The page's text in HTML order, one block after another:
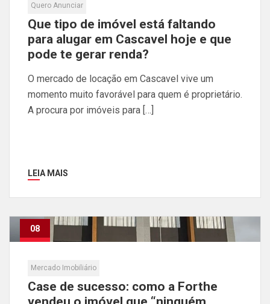
Quero Anunciar
Que tipo de imóvel está faltando
para alugar em Cascavel hoje e que
pode te gerar renda?
O mercado de locação em Cascavel vive um
momento muito favorável para quem é proprietário.
A procura por imóveis para […]
LEIA MAIS
08
Mercado Imobiliário
Case de sucesso: como a Forthe